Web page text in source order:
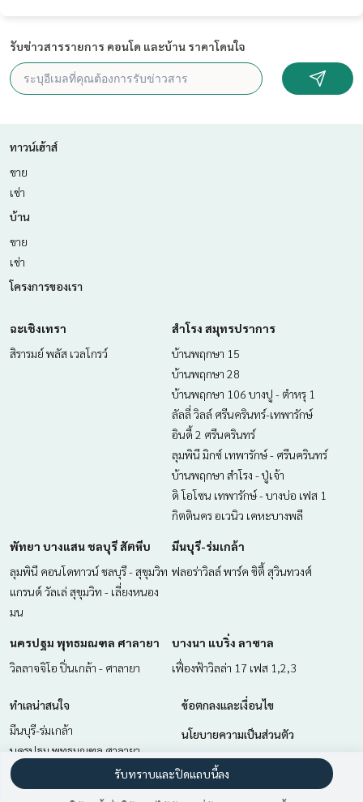
รับข่าวสารรายการ คอนโด และบ้าน ราคาโดนใจ
ทาวน์เฮ้าส์
ขาย
เช่า
บ้าน
ขาย
เช่า
โครงการของเรา
ฉะเชิงเทรา
สิรารมย์ พลัส เวลโกรว์
สำโรง สมุทรปราการ
บ้านพฤกษา 15
บ้านพฤกษา 28
บ้านพฤกษา 106 บางปู - ตำหรุ 1
ลัลลี่ วิลล์ ศรีนครินทร์-เทพารักษ์
อินดี้ 2 ศรีนครินทร์
ลุมพินี มิกซ์ เทพารักษ์ - ศรีนครินทร์
บ้านพฤกษา สำโรง - ปู่เจ้า
ดิ โอโซน เทพารักษ์ - บางบ่อ เฟส 1
กิตตินคร อเวนิว เคหะบางพลี
พัทยา บางแสน ชลบุรี สัตหีบ
ลุมพินี คอนโดทาวน์ ชลบุรี - สุขุมวิท
แกรนด์ วัลเล่ สุขุมวิท - เลี่ยงหนอง
มน
มีนบุรี-ร่มเกล้า
ฟลอร่าวิลล์ พาร์ค ซิตี้ สุวินทวงศ์
นครปฐม พุทธมณฑล ศาลายา
วิลลาจจิโอ ปิ่นเกล้า - ศาลายา
บางนา แบริ่ง ลาซาล
เฟื่องฟ้าวิลล่า 17 เฟส 1,2,3
ทำเลน่าสนใจ
มีนบุรี-ร่มเกล้า
นครปฐม พุทธมณฑล ศาลายา
พัทยา บางแสน ชลบุรี สัตหีบ
บางนา แบริ่ง ลาซาล
ข้อตกลงและเงื่อนไข
นโยบายความเป็นส่วนตัว
เกี่ยวกับเรา
วิธีการฝากขาย-เช่า
รับทราบและปิดแถบนี้ลง